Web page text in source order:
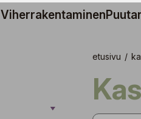
Viherrakentaminen
etusivu /